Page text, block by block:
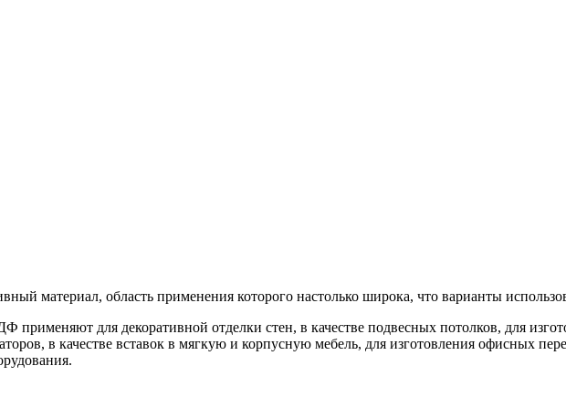
материал, область применения которого настолько широка, что варианты
для декоративной отделки стен, в качестве подвесных потолков, для
в качестве вставок в мягкую и корпусную мебель, для изготовления офисных